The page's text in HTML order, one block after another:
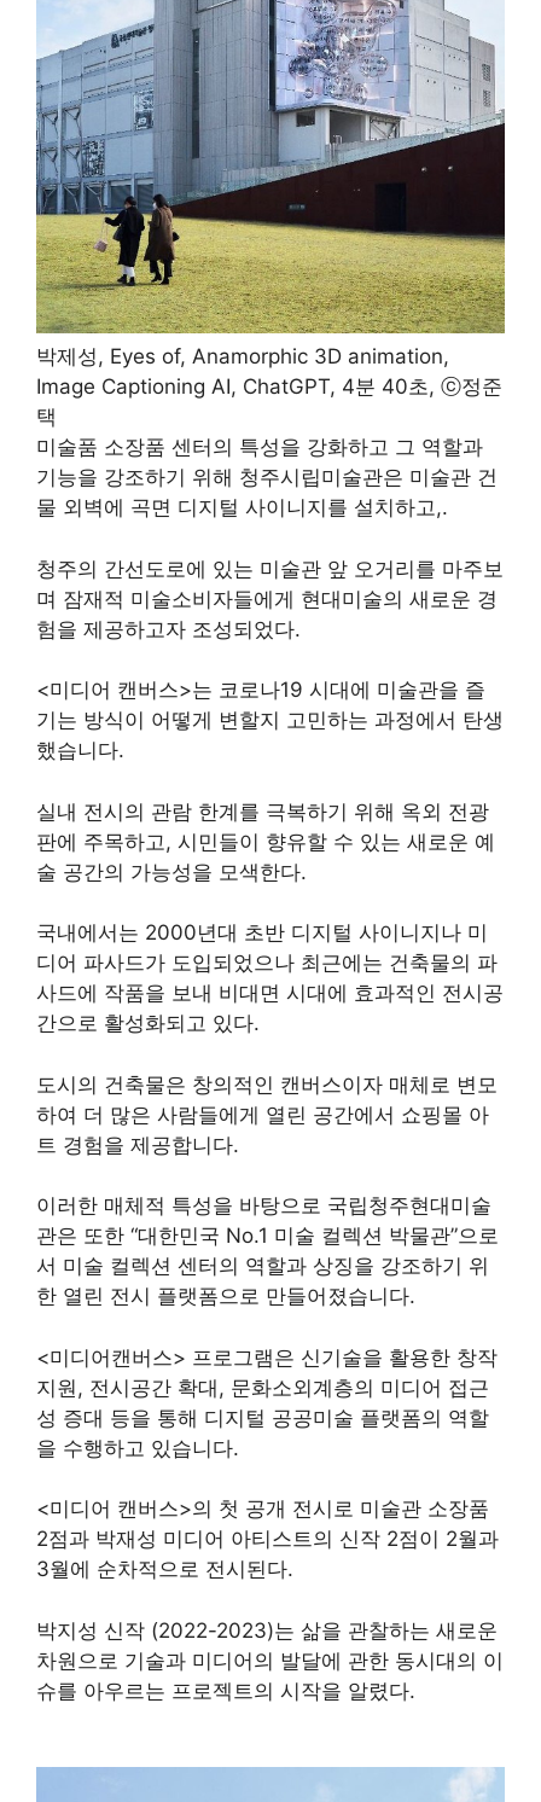
박제성, Eyes of, Anamorphic 3D animation,
Image Captioning AI, ChatGPT, 4분 40초, ⓒ정준
택
미술품 소장품 센터의 특성을 강화하고 그 역할과
기능을 강조하기 위해 청주시립미술관은 미술관 건
물 외벽에 곡면 디지털 사이니지를 설치하고,.
청주의 간선도로에 있는 미술관 앞 오거리를 마주보
며 잠재적 미술소비자들에게 현대미술의 새로운 경
험을 제공하고자 조성되었다.
<미디어 캔버스>는 코로나19 시대에 미술관을 즐
기는 방식이 어떻게 변할지 고민하는 과정에서 탄생
했습니다.
실내 전시의 관람 한계를 극복하기 위해 옥외 전광
판에 주목하고, 시민들이 향유할 수 있는 새로운 예
술 공간의 가능성을 모색한다.
국내에서는 2000년대 초반 디지털 사이니지나 미
디어 파사드가 도입되었으나 최근에는 건축물의 파
사드에 작품을 보내 비대면 시대에 효과적인 전시공
간으로 활성화되고 있다.
도시의 건축물은 창의적인 캔버스이자 매체로 변모
하여 더 많은 사람들에게 열린 공간에서 쇼핑몰 아
트 경험을 제공합니다.
이러한 매체적 특성을 바탕으로 국립청주현대미술
관은 또한 “대한민국 No.1 미술 컬렉션 박물관”으로
서 미술 컬렉션 센터의 역할과 상징을 강조하기 위
한 열린 전시 플랫폼으로 만들어졌습니다.
<미디어캔버스> 프로그램은 신기술을 활용한 창작
지원, 전시공간 확대, 문화소외계층의 미디어 접근
성 증대 등을 통해 디지털 공공미술 플랫폼의 역할
을 수행하고 있습니다.
<미디어 캔버스>의 첫 공개 전시로 미술관 소장품
2점과 박재성 미디어 아티스트의 신작 2점이 2월과
3월에 순차적으로 전시된다.
박지성 신작 (2022-2023)는 삶을 관찰하는 새로운
차원으로 기술과 미디어의 발달에 관한 동시대의 이
슈를 아우르는 프로젝트의 시작을 알렸다.